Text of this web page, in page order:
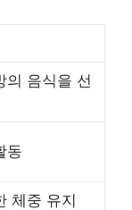
의 음식을 선
동
체중 유지